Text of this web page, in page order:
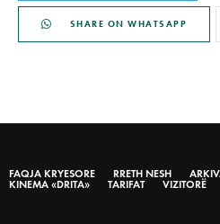
SHARE ON WHATSAPP
FAQJA KRYESORE RRETH NESH
KINEMA «DRITA»
TARIFAT VIZITORË